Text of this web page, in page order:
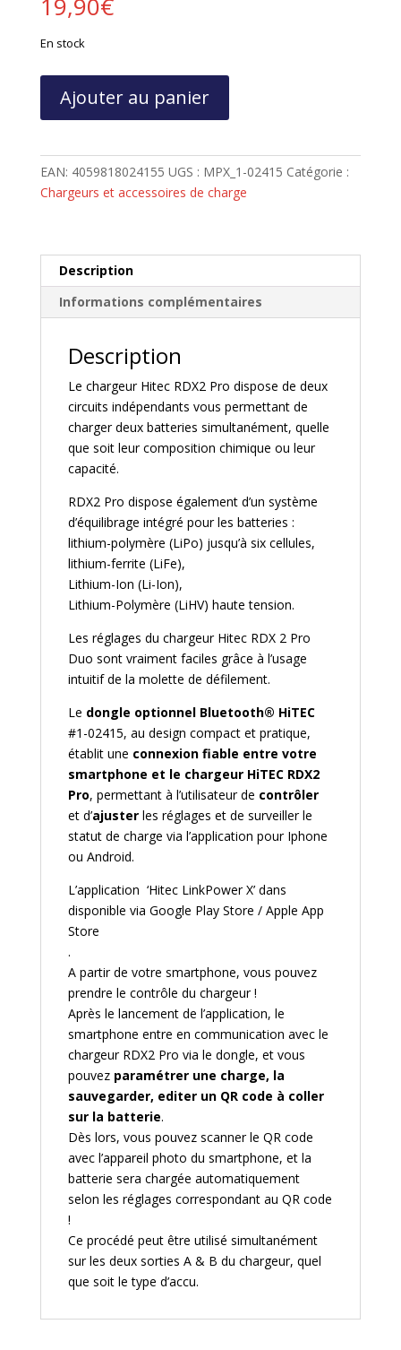
19,90€
En stock
pour
chargeur
Duo
éditeur
Ajouter au panier
EAN: 4059818024155 UGS : MPX_1-02415 Catégorie :
Chargeurs et accessoires de charge
Description
Informations complémentaires
Description
Le chargeur Hitec RDX2 Pro dispose de deux
circuits indépendants vous permettant de
charger deux batteries simultanément, quelle
que soit leur composition chimique ou leur
capacité.
RDX2 Pro dispose également d’un système
d’équilibrage intégré pour les batteries :
lithium-polymère (LiPo) jusqu’à six cellules,
lithium-ferrite (LiFe),
Lithium-Ion (Li-Ion),
Lithium-Polymère (LiHV) haute tension.
Les réglages du chargeur Hitec RDX 2 Pro
Duo sont vraiment faciles grâce à l’usage
intuitif de la molette de défilement.
Le dongle optionnel Bluetooth® HiTEC
#1-02415, au design compact et pratique,
établit une connexion fiable entre votre
smartphone et le chargeur HiTEC RDX2
Pro, permettant à l’utilisateur de contrôler
et d’ajusterles réglages et de surveiller le
statut de charge via l’application pour Iphone
ou Android.
L’application ‘Hitec LinkPower X’ dans
disponible via Google Play Store / Apple App
Store
.
A partir de votre smartphone, vous pouvez
prendre le contrôle du chargeur !
Après le lancement de l’application, le
smartphone entre en communication avec le
chargeur RDX2 Pro via le dongle, et vous
pouvez paramétrer une charge, la
sauvegarder, editer un QR code à coller
sur la batterie.
Dès lors, vous pouvez scanner le QR code
avec l’appareil photo du smartphone, et la
batterie sera chargée automatiquement
selon les réglages correspondant au QR code
!
Ce procédé peut être utilisé simultanément
sur les deux sorties A & B du chargeur, quel
que soit le type d’accu.